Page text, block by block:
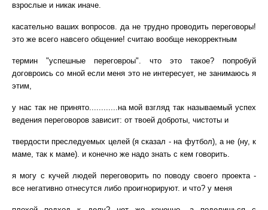
взрослые и никак иначе.
касательно ваших вопросов. да не трудно проводить переговоры!
это же всего навсего общение! считаю вообще некорректным
термин "успешные переговроы". что это такое? попробуй
договроись со мной если меня это не интересует, не занимаюсь я
этим,
у нас так не принято............на мойвзгляд так называемый успех
ведения переговоров зависит: от твоей доброты, чистоты и
твердости преследуемых целей (я сказал - на футбол), а не (ну, к
маме, так к маме). и конечно же надо знать с кем говорить.
я могу с кучей людей переговорить по поводу своего проекта -
все негативно отнесутся либо проигнорируют. и что? у меня